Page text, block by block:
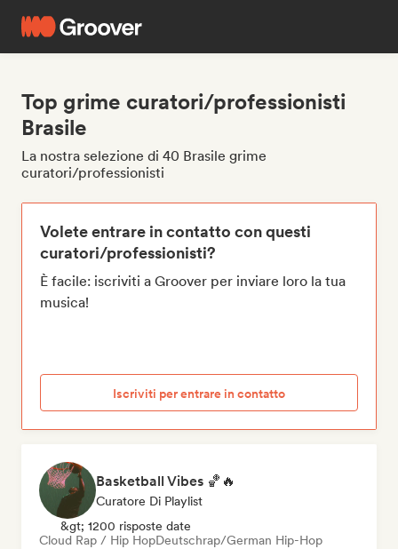
Top grime curatori/professionisti
Brasile
La nostra selezione di 40 Brasile grime
curatori/professionisti
Volete entrare in contatto con questi
curatori/professionisti?
È facile: iscriviti a Groover per inviare loro la tua
musica!
Iscriviti per entrare in contatto
Basketball Vibes 🏀🔥
Curatore Di Playlist
&gt; 1200 risposte date
Cloud Rap / Hip HopDeutschrap/German Hip-Hop